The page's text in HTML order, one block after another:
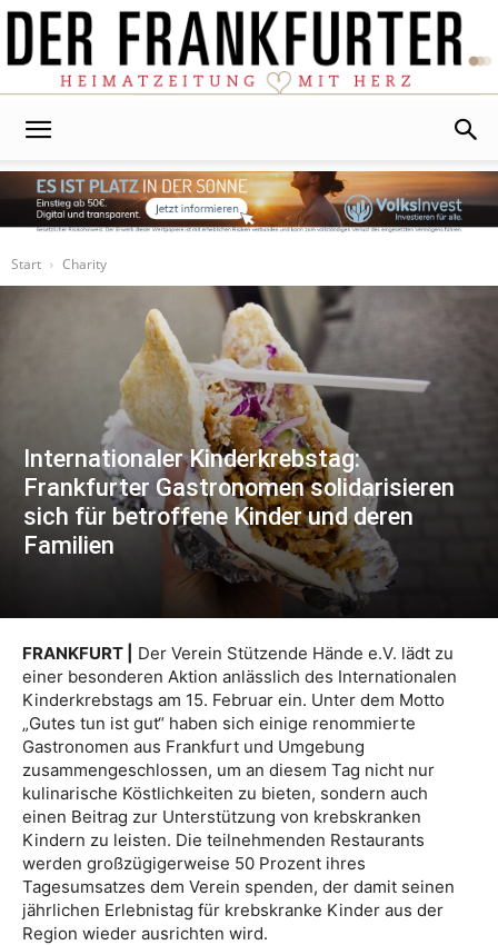
Start
Charity
Internationaler Kinderkrebstag:
Frankfurter Gastronomen solidarisieren
sich für betroffene Kinder und deren
Familien
FRANKFURT |
Der Verein Stützende Hände e.V. lädt zu
einer besonderen Aktion anlässlich des Internationalen
Kinderkrebstags am 15. Februar ein. Unter dem Motto
„Gutes tun ist gut“ haben sich einige renommierte
Gastronomen aus Frankfurt und Umgebung
zusammengeschlossen, um an diesem Tag nicht nur
kulinarische Köstlichkeiten zu bieten, sondern auch
einen Beitrag zur Unterstützung von krebskranken
Kindern zu leisten. Die teilnehmenden Restaurants
werden großzügigerweise 50 Prozent ihres
Tagesumsatzes dem Verein spenden, der damit seinen
jährlichen Erlebnistag für krebskranke Kinder aus der
Region wieder ausrichten wird.